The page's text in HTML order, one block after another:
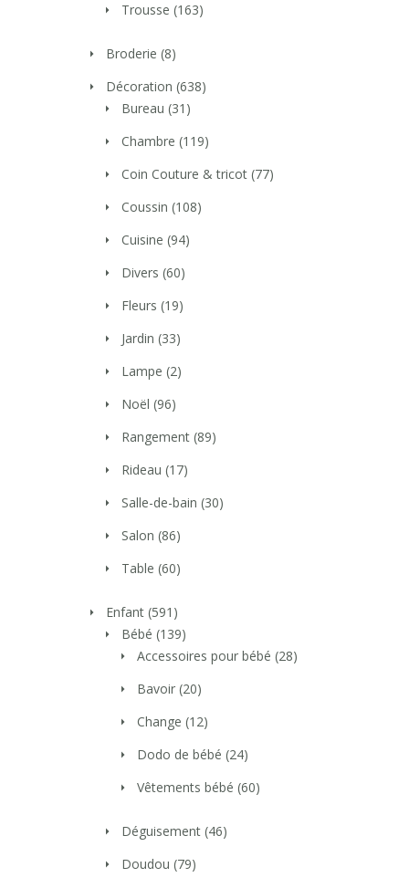
Trousse (163)
Broderie (8)
Décoration (638)
Bureau (31)
Chambre (119)
Coin Couture & tricot (77)
Coussin (108)
Cuisine (94)
Divers (60)
Fleurs (19)
Jardin (33)
Lampe (2)
Noël (96)
Rangement (89)
Rideau (17)
Salle-de-bain (30)
Salon (86)
Table (60)
Enfant (591)
Bébé (139)
Accessoires pour bébé (28)
Bavoir (20)
Change (12)
Dodo de bébé (24)
Vêtements bébé (60)
Déguisement (46)
Doudou (79)